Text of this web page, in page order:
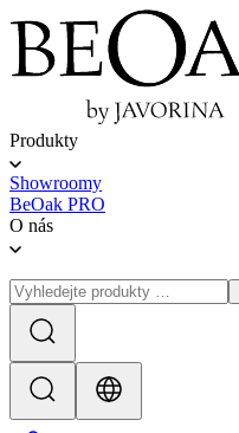
Produkty
Showroomy
BeOak PRO
O nás